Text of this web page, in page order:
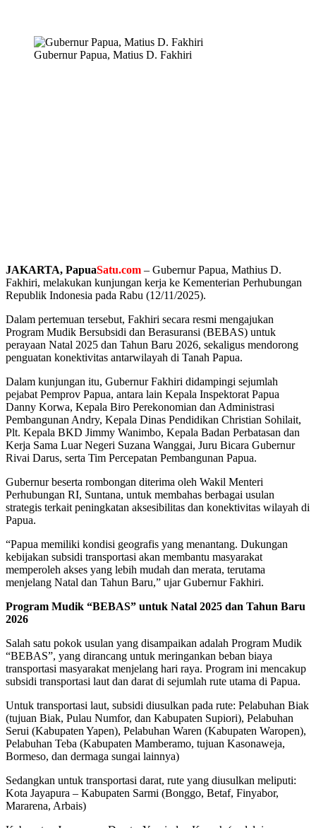
Gubernur Papua, Matius D. Fakhiri
‎JAKARTA, PapuaSatu.com – Gubernur Papua, Mathius D.
Fakhiri, melakukan kunjungan kerja ke Kementerian Perhubungan
Republik Indonesia pada Rabu (12/11/2025).
‎Dalam pertemuan tersebut, Fakhiri secara resmi mengajukan
Program Mudik Bersubsidi dan Berasuransi (BEBAS) untuk
perayaan Natal 2025 dan Tahun Baru 2026, sekaligus mendorong
penguatan konektivitas antarwilayah di Tanah Papua.
‎Dalam kunjungan itu, Gubernur Fakhiri didampingi sejumlah
pejabat Pemprov Papua, antara lain Kepala Inspektorat Papua
Danny Korwa, Kepala Biro Perekonomian dan Administrasi
Pembangunan Andry, Kepala Dinas Pendidikan Christian Sohilait,
Plt. Kepala BKD Jimmy Wanimbo, Kepala Badan Perbatasan dan
Kerja Sama Luar Negeri Suzana Wanggai, Juru Bicara Gubernur
Rivai Darus, serta Tim Percepatan Pembangunan Papua.
‎Gubernur beserta rombongan diterima oleh Wakil Menteri
Perhubungan RI, Suntana, untuk membahas berbagai usulan
strategis terkait peningkatan aksesibilitas dan konektivitas wilayah di
Papua.
‎“Papua memiliki kondisi geografis yang menantang. Dukungan
kebijakan subsidi transportasi akan membantu masyarakat
memperoleh akses yang lebih mudah dan merata, terutama
menjelang Natal dan Tahun Baru,” ujar Gubernur Fakhiri.
‎Program Mudik “BEBAS” untuk Natal 2025 dan Tahun Baru
2026
‎Salah satu pokok usulan yang disampaikan adalah Program Mudik
“BEBAS”, yang dirancang untuk meringankan beban biaya
transportasi masyarakat menjelang hari raya. Program ini mencakup
subsidi transportasi laut dan darat di sejumlah rute utama di Papua.
‎Untuk transportasi laut, subsidi diusulkan pada rute: Pelabuhan Biak
(tujuan Biak, Pulau Numfor, dan Kabupaten Supiori), Pelabuhan
Serui (Kabupaten Yapen), Pelabuhan Waren (Kabupaten Waropen),
Pelabuhan Teba (Kabupaten Mamberamo, tujuan Kasonaweja,
Bormeso, dan dermaga sungai lainnya)
‎Sedangkan untuk transportasi darat, rute yang diusulkan meliputi:
Kota Jayapura – Kabupaten Sarmi (Bonggo, Betaf, Finyabor,
Mararena, Arbais)